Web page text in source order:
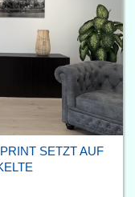
SETZT AUF